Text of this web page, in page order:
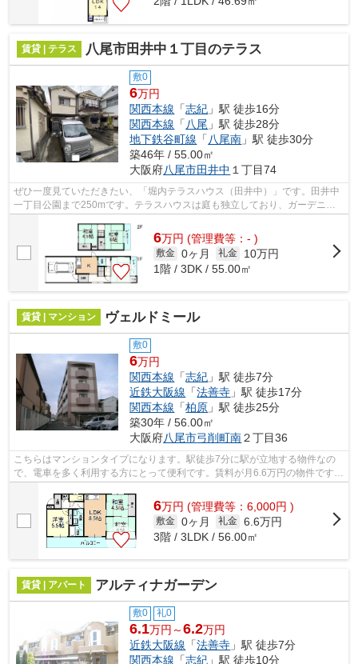
賃貸 | テラス 八尾市田井中１丁目のテラス
敷0
6万円
関西本線 「志紀 」駅 徒歩16分
関西本線 「八尾 」駅 徒歩28分
地下鉄谷町線 「八尾南 」駅 徒歩30分
築46年 / 55.00㎡
大阪府八尾市田井中 １丁目74
ぜひ一度見ていただきたい、「堀内テラスハウス（田井中）」です。田井中
一丁目公園まで250mです。テラスハウスは庭も独立しており、ガーデニン
6万円 (管理費等：- )
敷金 0ヶ月 礼金
10万円
1階 / 3DK / 55.00㎡
賃貸 | マンション ヴェルドミール
敷0
6万円
関西本線 「志紀 」駅 徒歩7分
近鉄大阪線 「法善寺 」駅 徒歩17分
関西本線 「柏原 」駅 徒歩25分
築30年 / 56.00㎡
大阪府八尾市弓削町南２丁目36
こちらはマンションタイプになります。駅徒歩7分に駅が立地する物件なの
で、電車を多く利用する方にとって便利です。賃料が月6.6万円の物件です。
6万円 (管理費等：6,000円 )
敷金 0ヶ月 礼金 6.6万円
3階 / 3LDK / 56.00㎡
賃貸 | アパート アルティナガーデン
敷0 礼0
6.1万円～6.2万円
近鉄大阪線 「法善寺 」駅 徒歩7分
関西本線 「志紀 」駅 徒歩10分